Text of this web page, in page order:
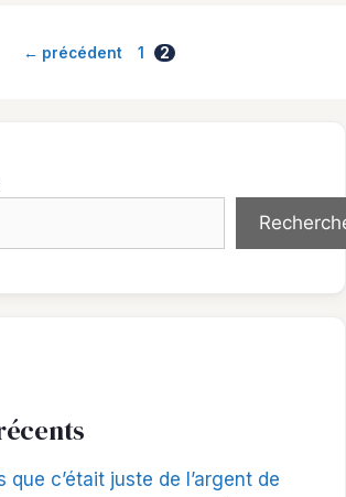
← précédent Page
1 Page
2
que c’était juste de l’argent de